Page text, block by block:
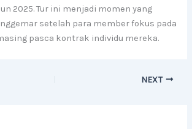
2025. Tur ini menjadi momen yang
setelah para member fokus pada
pasca kontrak individu mereka.
NEXT